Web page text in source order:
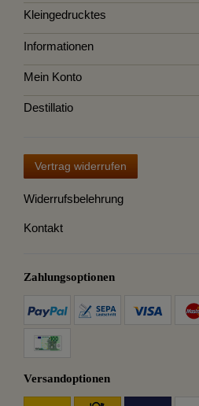
Kleingedrucktes
Informationen
Mein Konto
Destillatio
Vertrag widerrufen
Widerrufsbelehrung
Kontakt
Zahlungsoptionen
Versandoptionen